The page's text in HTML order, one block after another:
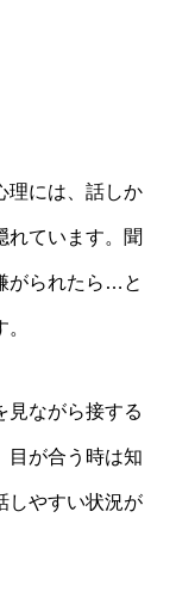
理には、話しか
れています。聞
がられたら…と
見ながら接する
目が合う時は知
しやすい状況が